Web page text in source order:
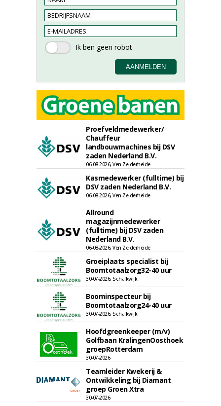
Proefveldmedewerker/
Chauffeur
landbouwmachines bij DSV
zaden Nederland B.V.
06-08-2026, Ven-Zelderheide
Kasmedewerker (fulltime) bij
DSV zaden Nederland B.V.
06-08-2026, Ven-Zelderheide
Allround
magazijnmedewerker
(fulltime) bij DSV zaden
Nederland B.V.
06-08-2026, Ven Zelderheide
Groeiplaats specialist bij
Boomtotaalzorg32-40 uur
30-07-2026, Schalkwijk
Boominspecteur bij
Boomtotaalzorg24-40 uur
30-07-2026, Schalkwijk
Hoofdgreenkeeper (m/v)
Golfbaan KralingenOosthoek
groepRotterdam
30-07-2026
Teamleider Kwekerij &
Ontwikkeling bij Diamant
groep Groen Xtra
30-07-2026